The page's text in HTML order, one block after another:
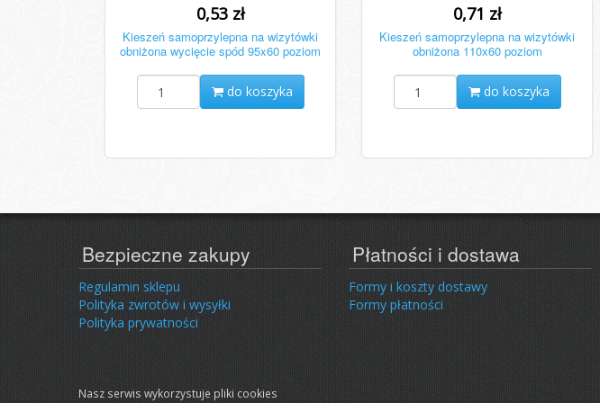
0,53 zł
Kieszeń samoprzylepna na wizytówki
obniżona wycięcie spód 95x60 poziom
do koszyka
0,71 zł
Kieszeń samoprzylepna na wizytówki
obniżona 110x60 poziom
do koszyka
Bezpieczne zakupy
Regulamin sklepu
Polityka zwrotów i wysyłki
Polityka prywatności
Płatności i dostawa
Formy i koszty dostawy
Formy płatności
Nasz serwis wykorzystuje pliki cookies